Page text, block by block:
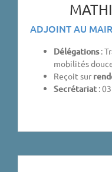
ADJOINT AU
Délégations:
mobilités
Reçoit sur
Secrétariat :